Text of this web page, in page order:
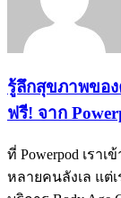
รู้ลึกสุขภาพขอ
ฟรี! จาก
ที่ Powerpod เรา
หลายคนลังเล แต่